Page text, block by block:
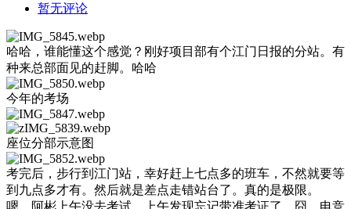
暂无评论
哈哈，谁能懂这个感觉？刚好项目部有个江门日报的分站。有
种来总部面见的赶脚。哈哈
今年的考场
座位分部示意图
考完后，步行到江门站，幸好赶上七点多的班车，不然就要等
到九点多才有。然后就是差点走错站台了。真的是极限。
嗯，阿彬上午没去考试。上午发现忘记带准考证了，囧。电竞